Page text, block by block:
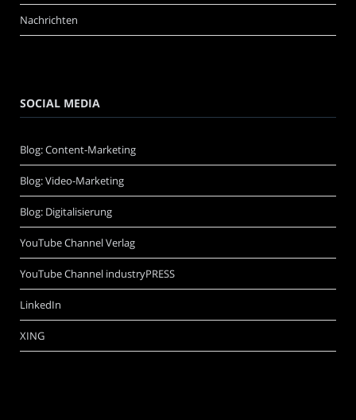
Nachrichten
SOCIAL MEDIA
Blog: Content-Marketing
Blog: Video-Marketing
Blog: Digitalisierung
YouTube Channel Verlag
YouTube Channel industryPRESS
LinkedIn
XING